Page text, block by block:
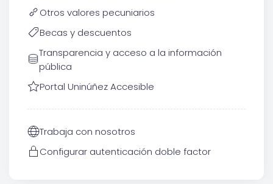
Otros valores pecuniarios
Becas y descuentos
Transparencia y acceso a la información
pública
Portal Uninúñez Accesible
Trabaja con nosotros
Configurar autenticación doble factor